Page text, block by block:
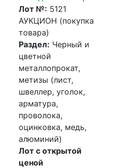
Лот №: 5121
АУКЦИОН (покупка
товара)
Раздел: Черный и
цветной
металлопрокат,
метизы (лист,
швеллер, уголок,
арматура,
проволока,
оцинковка, медь,
алюминий)
Лот с открытой
ценой